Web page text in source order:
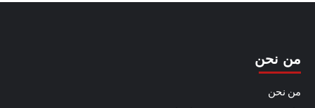
من نحن
من نحن